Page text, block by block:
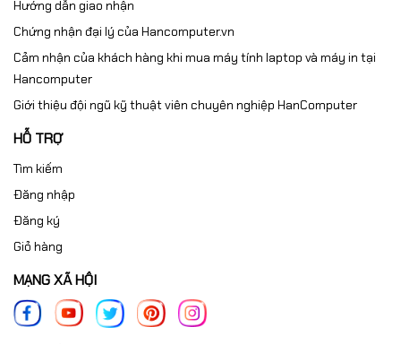
✔ Bảo hành đầy đủ – hỗ trợ kỹ thuật tận tình
✔ Giá tốt – nhiều ưu đãi hấp dẫn
✔ Giao hàng nhanh – lắp đặt chuyên nghiệp
Hotline tư vấn: 0961.430.383
Liên hệ ngay để được hỗ trợ nhanh nhất!
Hướng dẫn giao nhận
Chứng nhận đại lý của Hancomputer.vn
Cảm nhận của khách hàng khi mua máy tính laptop và máy in tại
Hancomputer
Giới thiệu đội ngũ kỹ thuật viên chuyên nghiệp HanComputer
HỖ TRỢ
Tìm kiếm
Đăng nhập
Đăng ký
Giỏ hàng
MẠNG XÃ HỘI